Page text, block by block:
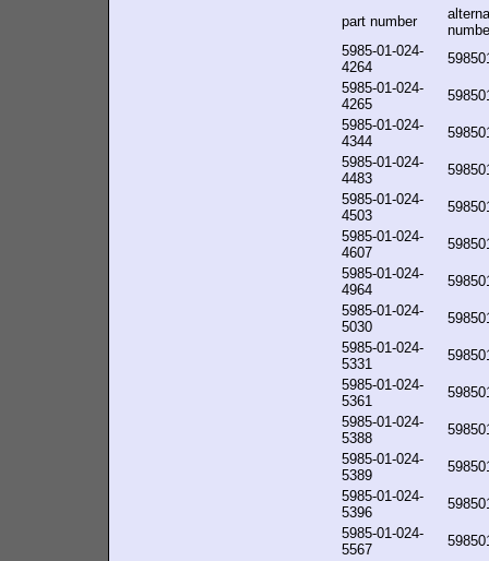
part number
5985-01-024-
4264
5985-01-024-
4265
5985-01-024-
4344
5985-01-024-
4483
5985-01-024-
4503
5985-01-024-
4607
5985-01-024-
4964
5985-01-024-
5030
5985-01-024-
5331
5985-01-024-
5361
5985-01-024-
5388
5985-01-024-
5389
5985-01-024-
5396
5985-01-024-
5567